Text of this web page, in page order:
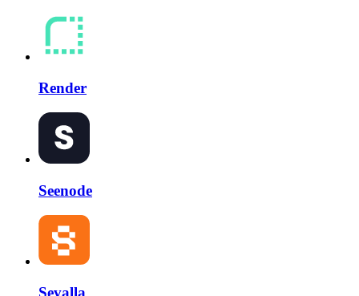
Render
Seenode
Sevalla